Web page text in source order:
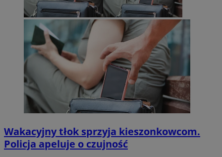
Wakacyjny tłok sprzyja kieszonkowcom.
Policja apeluje o czujność